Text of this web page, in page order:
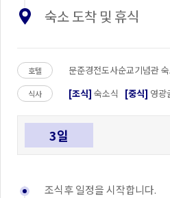
숙소 도착 및 휴식
호텔 문준경전도사순교기념관
식사 [조식] 숙소식 [중식] 영광
3일
조식후 일정을 시작합니다.